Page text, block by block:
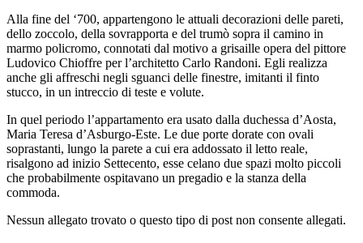
Alla fine del ‘700, appartengono le attuali decorazioni delle pareti,
dello zoccolo, della sovrapporta e del trumò sopra il camino in
marmo policromo, connotati dal motivo a grisaille opera del pittore
Ludovico Chioffre per l’architetto Carlo Randoni. Egli realizza
anche gli affreschi negli sguanci delle finestre, imitanti il finto
stucco, in un intreccio di teste e volute.
In quel periodo l’appartamento era usato dalla duchessa d’Aosta,
Maria Teresa d’Asburgo-Este. Le due porte dorate con ovali
soprastanti, lungo la parete a cui era addossato il letto reale,
risalgono ad inizio Settecento, esse celano due spazi molto piccoli
che probabilmente ospitavano un pregadio e la stanza della
commoda.
Nessun allegato trovato o questo tipo di post non consente allegati.